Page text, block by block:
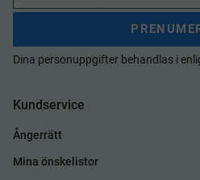
Dina personuppgifter behandlas i
Kundservice
Ångerrätt
Mina önskelistor